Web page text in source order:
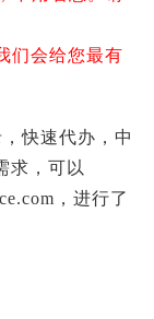
们会给您最有
快速代办，中
求，可以
，进行了